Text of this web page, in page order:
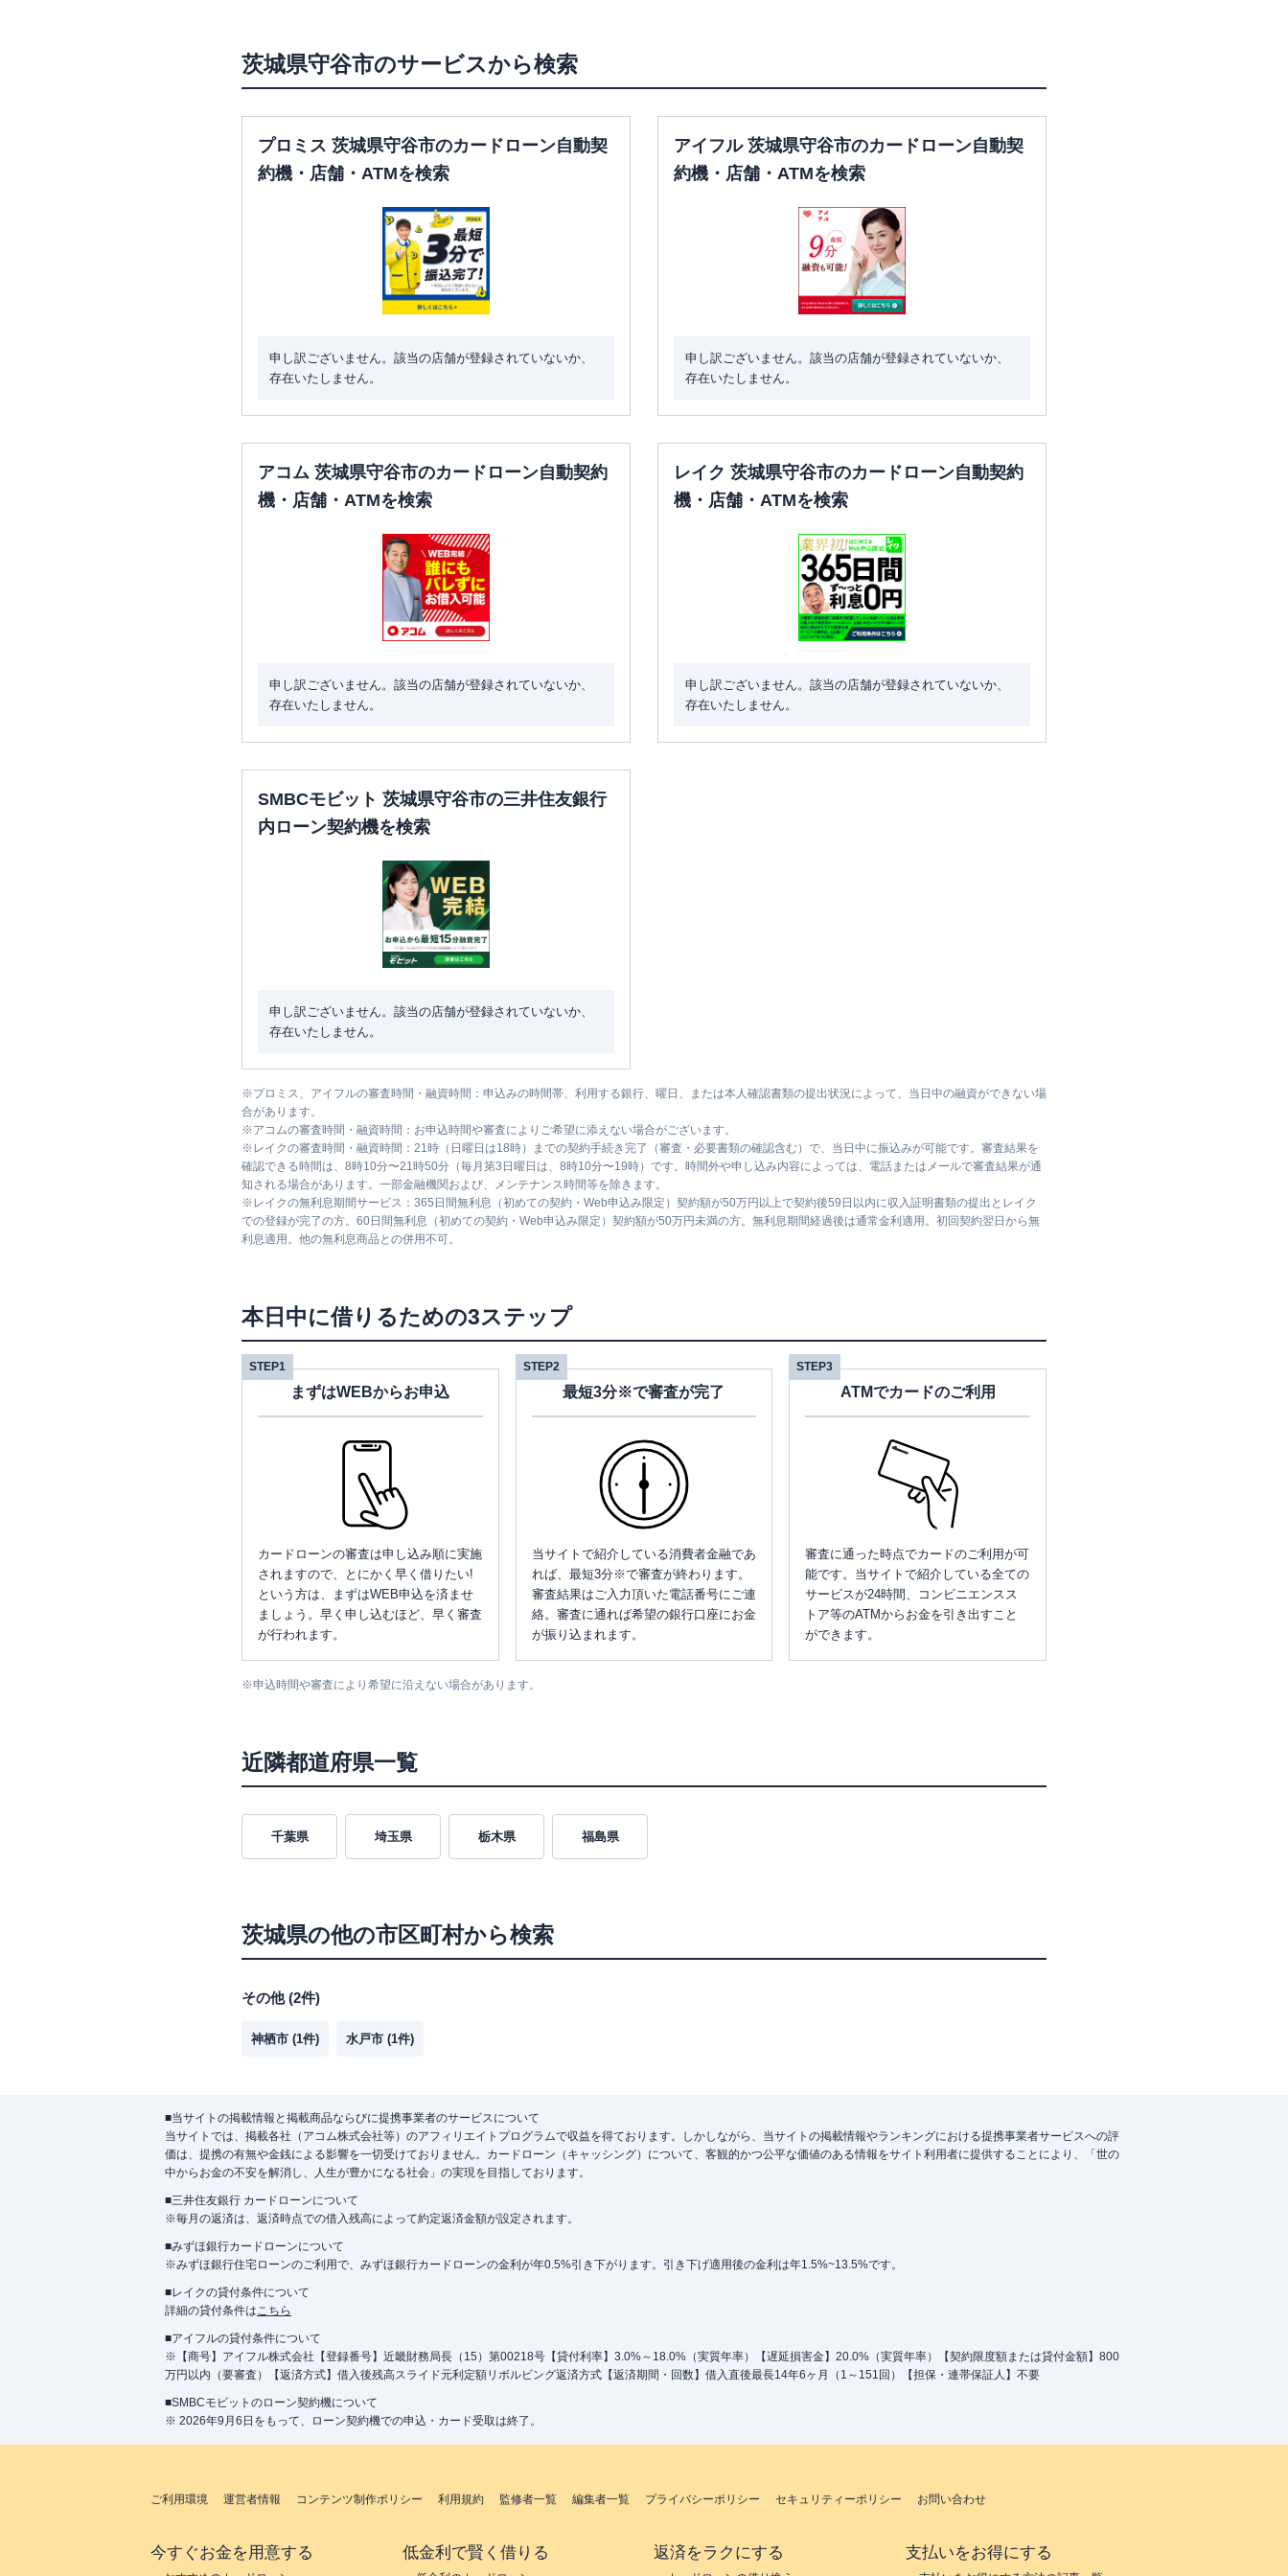
茨城県守谷市のサービスから検索
プロミス 茨城県守谷市のカードローン自動契
約機・店舗・ATMを検索
申し訳ございません。該当の店舗が登録されていないか、
存在いたしません。
アイフル 茨城県守谷市のカードローン自動契
約機・店舗・ATMを検索
申し訳ございません。該当の店舗が登録されていないか、
存在いたしません。
アコム 茨城県守谷市のカードローン自動契約
機・店舗・ATMを検索
申し訳ございません。該当の店舗が登録されていないか、
存在いたしません。
レイク 茨城県守谷市のカードローン自動契約
機・店舗・ATMを検索
申し訳ございません。該当の店舗が登録されていないか、
存在いたしません。
SMBCモビット 茨城県守谷市の三井住友銀行
内ローン契約機を検索
申し訳ございません。該当の店舗が登録されていないか、
存在いたしません。
※プロミス、アイフルの審査時間・融資時間：申込みの時間帯、利用する銀行、曜日、または本人確認書類の提出状況によって、当日中の融資ができない場
合があります。
※アコムの審査時間・融資時間：お申込時間や審査によりご希望に添えない場合がございます。
※ レイクの審査時間・融資時間：21時（日曜日は18時）までの契約手続き完了（審査・必要書類の確認含む）で、当日中に振込みが可能です。審査結果を
確認できる時間は、8時10分〜21時50分（毎月第3日曜日は、8時10分〜19時）です。時間外や申し込み内容によっては、電話またはメールで審査結果が通
知される場合があります。一部金融機関および、メンテナンス時間等を除きます。
※ レイクの無利息期間サービス：365日間無利息（初めての契約・Web申込み限定）契約額が50万円以上で契約後59日以内に収入証明書類の提出とレイク
での登録が完了の方。60日間無利息（初めての契約・Web申込み限定）契約額が50万円未満の方。無利息期間経過後は通常金利適用。初回契約翌日から無
利息適用。他の無利息商品との併用不可。
本日中に借りるための3ステップ
STEP1
まずはWEBからお申込
カードローンの審査は申し込み順に実施
されますので、とにかく早く借りたい!
という方は、まずはWEB申込を済ませ
ましょう。早く申し込むほど、早く審査
が行われます。
STEP2
最短3分※で審査が完了
当サイトで紹介している消費者金融であ
れば、最短3分※で審査が終わります。
審査結果はご入力頂いた電話番号にご連
絡。審査に通れば希望の銀行口座にお金
が振り込まれます。
STEP3
ATMでカードのご利用
審査に通った時点でカードのご利用が可
能です。当サイトで紹介している全ての
サービスが24時間、コンビニエンスス
トア等のATMからお金を引き出すこと
ができます。
※申込時間や審査により希望に沿えない場合があります。
近隣都道府県一覧
千葉県 埼玉県 栃木県 福島県
茨城県の他の市区町村から検索
その他(2件)
神栖市 (1件) 水戸市 (1件)
■当サイトの掲載情報と掲載商品ならびに提携事業者のサービスについて
当サイトでは、掲載各社（アコム株式会社等）のアフィリエイトプログラムで収益を得ております。しかしながら、当サイトの掲載情報やランキングにおける提携事業者サービスへの評
価は、提携の有無や金銭による影響を一切受けておりません。カードローン（キャッシング）について、客観的かつ公平な価値のある情報をサイト利用者に提供することにより、「世の
中からお金の不安を解消し、人生が豊かになる社会」の実現を目指しております。
■三井住友銀行 カードローンについて
※毎月の返済は、返済時点での借入残高によって約定返済金額が設定されます。
■みずほ銀行カードローンについて
※みずほ銀行住宅ローンのご利用で、みずほ銀行カードローンの金利が年0.5%引き下がります。引き下げ適用後の金利は年1.5%~13.5%です。
■レイクの貸付条件について
詳細の貸付条件はこちら
■アイフルの貸付条件について
※【商号】アイフル株式会社【登録番号】近畿財務局長（15）第00218号【貸付利率】3.0%～18.0%（実質年率）【遅延損害金】20.0%（実質年率）【契約限度額または貸付金額】800
万円以内（要審査）【返済方式】借入後残高スライド元利定額リボルビング返済方式【返済期間・回数】借入直後最長14年6ヶ月（1～151回）【担保・連帯保証人】不要
■SMBCモビットのローン契約機について
※ 2026年9月6日をもって、ローン契約機での申込・カード受取は終了。
ご利用環境 運営者情報 コンテンツ制作ポリシー 利用規約 監修者一覧 編集者一覧 プライバシーポリシー セキュリティーポリシー お問い合わせ
今すぐお金を用意する 低金利で賢く借りる 返済をラクにする 支払いをお得にする